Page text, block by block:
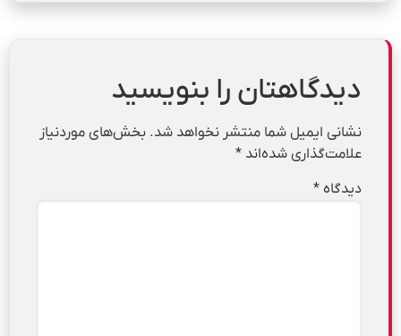
دیدگاهتان را بنویسید
نشانی ایمیل شما منتشر نخواهد شد. بخش‌های موردنیاز
علامت‌گذاری شده‌اند *
دیدگاه *